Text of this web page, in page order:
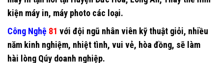
kiện máy in, máy photo các loại.
Công Nghệ 81 với đội ngũ nhân viên kỹ thuật giỏi, nhiều
năm kinh nghiệm, nhiệt tình, vui vẻ, hòa đồng, sẽ làm
hài lòng Qúy doanh nghiệp.